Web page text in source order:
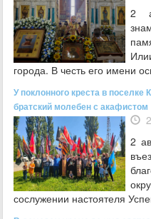
2
города. В честь его имени
У поклонного креста в
братский молебен с акафистом
2
сослужении настоятеля